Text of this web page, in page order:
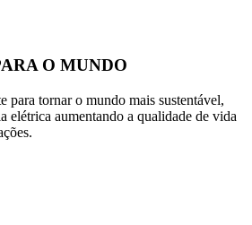
O MUNDO
para tornar o mundo mais sustentável,
elétrica aumentando a qualidade de vida